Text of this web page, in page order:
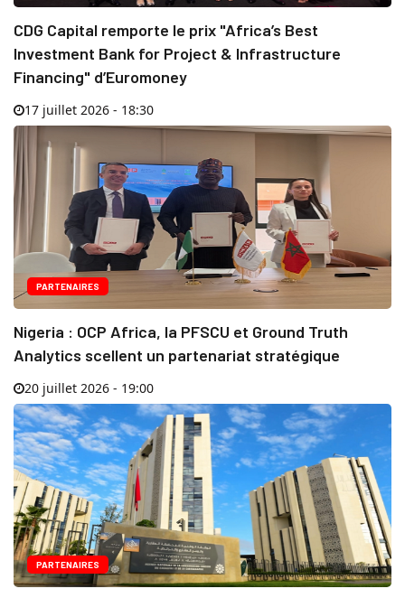
CDG Capital remporte le prix "Africa’s Best
Investment Bank for Project & Infrastructure
Financing" d’Euromoney
17 juillet 2026 - 18:30
PARTENAIRES
Nigeria : OCP Africa, la PFSCU et Ground Truth
Analytics scellent un partenariat stratégique
20 juillet 2026 - 19:00
PARTENAIRES